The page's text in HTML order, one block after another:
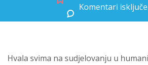
Komentari
Hvala svima na sudjelovanju u